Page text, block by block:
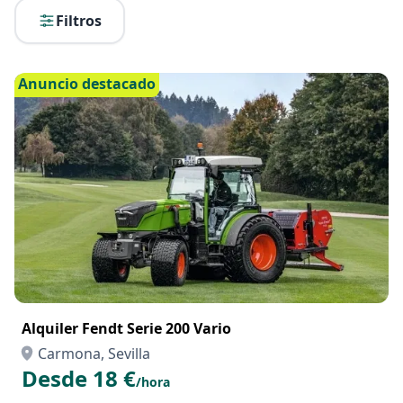
Filtros
Anuncio destacado
Alquiler Fendt Serie 200 Vario
Carmona, Sevilla
Desde 18 €/hora